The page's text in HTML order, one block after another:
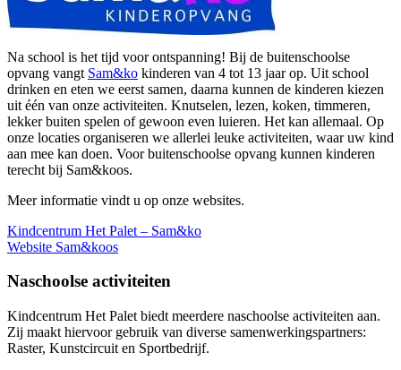
Na school is het tijd voor ontspanning! Bij de buitenschoolse
opvang vangt Sam&ko kinderen van 4 tot 13 jaar op. Uit school
drinken en eten we eerst samen, daarna kunnen de kinderen kiezen
uit één van onze activiteiten. Knutselen, lezen, koken, timmeren,
lekker buiten spelen of gewoon even luieren. Het kan allemaal. Op
onze locaties organiseren we allerlei leuke activiteiten, waar uw kind
aan mee kan doen. Voor buitenschoolse opvang kunnen kinderen
terecht bij Sam&koos.
Meer informatie vindt u op onze websites.
Kindcentrum Het Palet – Sam&ko
Website Sam&koos
Naschoolse activiteiten
Kindcentrum Het Palet biedt meerdere naschoolse activiteiten aan.
Zij maakt hiervoor gebruik van diverse samenwerkingspartners:
Raster, Kunstcircuit en Sportbedrijf.